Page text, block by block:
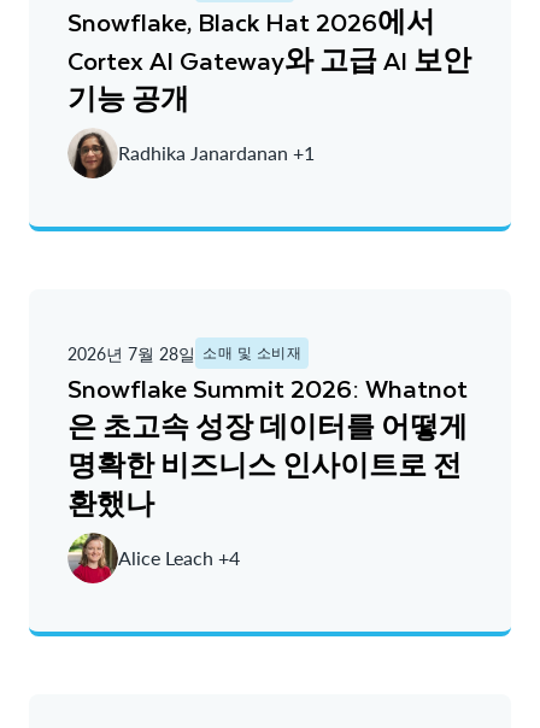
Snowflake, Black Hat 2026에서
Cortex AI Gateway와 고급 AI 보안
기능 공개
Radhika Janardanan +1
2026년 7월 28일 소매 및 소비재
Snowflake Summit 2026: Whatnot
은 초고속 성장 데이터를 어떻게
명확한 비즈니스 인사이트로 전
환했나
Alice Leach +4